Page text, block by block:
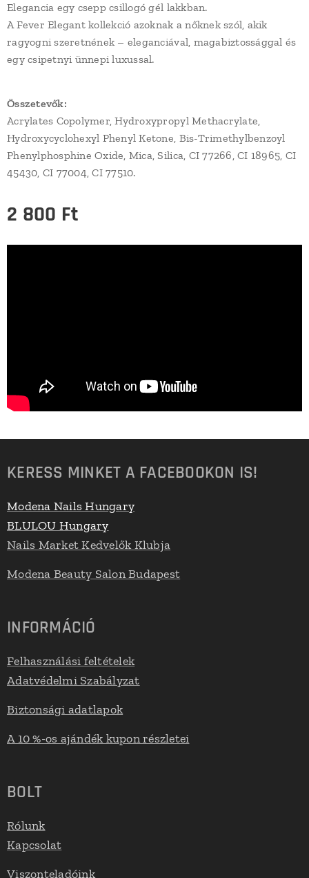
Elegancia egy csepp csillogó gél lakkban.
A Fever Elegant kollekció azoknak a nőknek szól, akik
ragyogni szeretnének – eleganciával, magabiztossággal és
egy csipetnyi ünnepi luxussal.
Összetevők:
Acrylates Copolymer, Hydroxypropyl Methacrylate,
Hydroxycyclohexyl Phenyl Ketone, Bis-Trimethylbenzoyl
Phenylphosphine Oxide, Mica, Silica, CI 77266, CI 18965, CI
45430, CI 77004, CI 77510.
2 800 Ft
KERESS MINKET A FACEBOOKON IS!
Modena Nails Hungary
BLULOU Hungary
Nails Market Kedvelők Klubja
Modena Beauty Salon Budapest
INFORMÁCIÓ
Felhasználási feltételek
Adatvédelmi Szabályzat
Biztonsági adatlapok
A 10 %-os ajándék kupon részletei
BOLT
Rólunk
Kapcsolat
Viszonteladóink